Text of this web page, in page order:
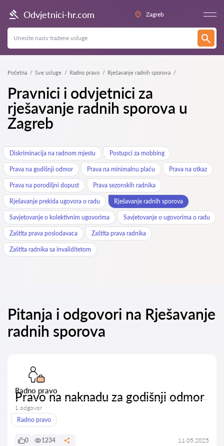
Odvjetnici-hr.com Zagreb
Početna Sve usluge Radno pravo Rješavanje radnih sporova
Pravnici i odvjetnici za
rješavanje radnih sporova u
Zagreb
Diskriminacija na radnom mjestu Postupci za mobbing
Prava na godišnji odmor Prava na minimalnu plaću Prava na otkaz
Prava na porodiljni dopust Prava sezonskih radnika
Rješavanje prekida ugovora o radu Rješavanje radnih sporova
Savjetovanje o kolektivnim ugovorima Savjetovanje o ugovorima o radu
Zaštita prava poslodavaca Zaštita prava radnika
Zaštita radnika sa invaliditetom
Pitanja i odgovori na Rješavanje
radnih sporova
Radno pravo
Pravo na naknadu za godišnji odmor
1 odgovor
Radno pravo
0 1234 11.05.2025